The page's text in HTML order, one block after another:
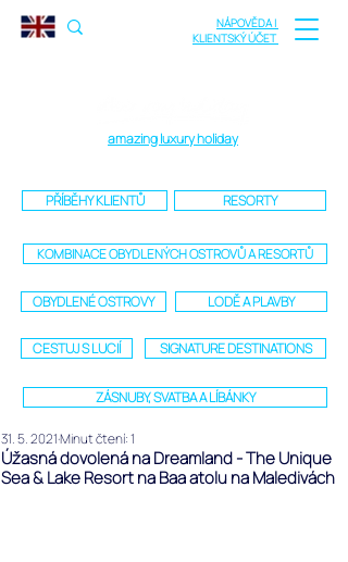
NÁPOVĚDA |
KLIENTSKÝ ÚČET
amazing luxury holiday
Úžasná dovolená na Dreamland - The Unique
Sea & Lake Resort na Baa atolu na Maledivách
31. 5. 2021Minut čtení: 1
PŘÍBĚHY KLIENTŮ RESORTY
KOMBINACE OBYDLENÝCH OSTROVŮ A RESORTŮ
OBYDLENÉ OSTROVY LODĚ A PLAVBY
CESTUJ S LUCIÍ SIGNATURE DESTINATIONS
ZÁSNUBY, SVATBA A LÍBÁNKY